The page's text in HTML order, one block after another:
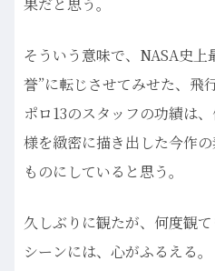
そういう意味で、NASA史上
誉”に転じさせてみせた、飛
ポロ13のスタッフの功績は
様を緻密に描き出した今作
ものにしていると思う。
久しぶりに観たが、何度観
シーンには、心がふるえる。